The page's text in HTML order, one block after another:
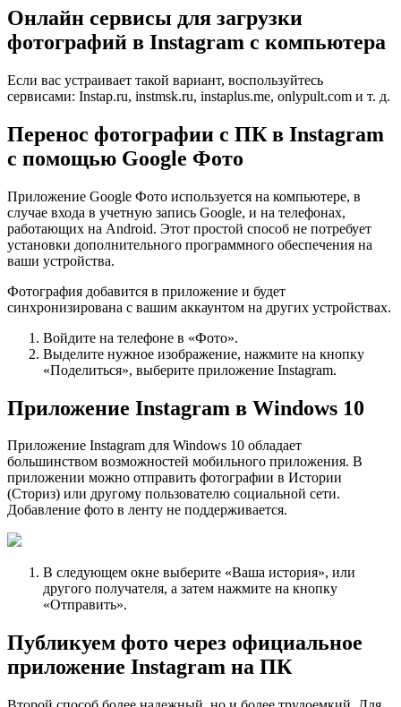
Онлайн сервисы для загрузки
фотографий в Instagram с компьютера
Если вас устраивает такой вариант, воспользуйтесь
сервисами: Instap.ru, instmsk.ru, instaplus.me, onlypult.com и т. д.
Перенос фотографии с ПК в Instagram
с помощью Google Фото
Приложение Google Фото используется на компьютере, в
случае входа в учетную запись Google, и на телефонах,
работающих на Android. Этот простой способ не потребует
установки дополнительного программного обеспечения на
ваши устройства.
Фотография добавится в приложение и будет
синхронизирована с вашим аккаунтом на других устройствах.
Войдите на телефоне в «Фото».
Выделите нужное изображение, нажмите на кнопку
«Поделиться», выберите приложение Instagram.
Приложение Instagram в Windows 10
Приложение Instagram для Windows 10 обладает
большинством возможностей мобильного приложения. В
приложении можно отправить фотографии в Истории
(Сториз) или другому пользователю социальной сети.
Добавление фото в ленту не поддерживается.
В следующем окне выберите «Ваша история», или
другого получателя, а затем нажмите на кнопку
«Отправить».
Публикуем фото через официальное
приложение Instagram на ПК